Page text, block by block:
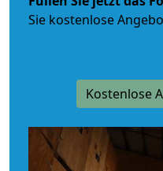
Sie kostenlose
Kostenlose